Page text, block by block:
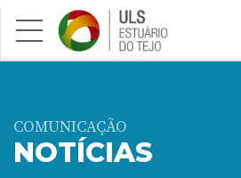
Saltar para conteúdo principal
COMUNICAÇÃO
NOTÍCIAS